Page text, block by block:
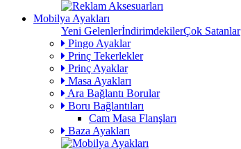
Mobilya Ayakları
Yeni GelenlerİndirimdekilerÇok Satanlar
Pingo Ayaklar
Prinç Tekerlekler
Prinç Ayaklar
Masa Ayakları
Ara Bağlantı Borular
Boru Bağlantıları
Cam Masa Flanşları
Baza Ayakları